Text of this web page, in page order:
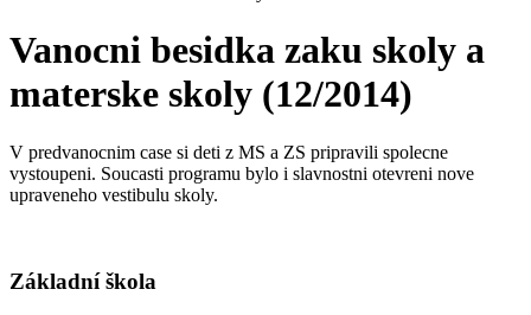
Vanocni besidka zaku skoly a
materske skoly (12/2014)
V predvanocnim case si deti z MS a ZS pripravili spolecne
vystoupeni. Soucasti programu bylo i slavnostni otevreni nove
upraveneho vestibulu skoly.
Základní škola